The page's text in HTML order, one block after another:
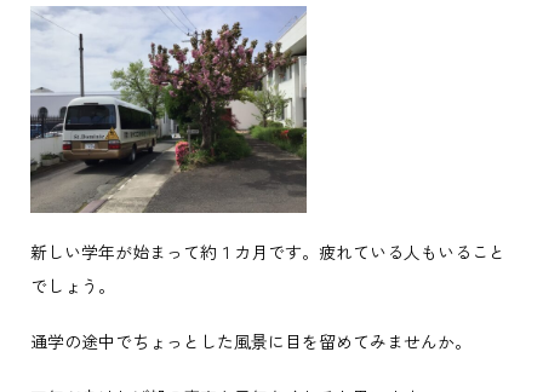
新しい学年が始まって約１カ月です。疲れている人もいること
でしょう。
通学の途中でちょっとした風景に目を留めてみませんか。